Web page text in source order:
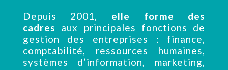
Depuis 2001, elle forme des
cadres
aux principales fonctions de
gestion des entreprises : finance,
comptabilité, ressources humaines,
systèmes d’information, marketing,